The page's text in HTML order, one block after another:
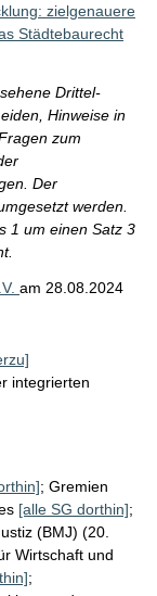
zielgenauere
Städtebaurecht
Drittel-
Hinweise in
zum
Der
werden.
1 um einen Satz 3
am 28.08.2024
integrierten
; Gremien
[alle SG dorthin];
(BMJ) (20.
Wirtschaft und
;